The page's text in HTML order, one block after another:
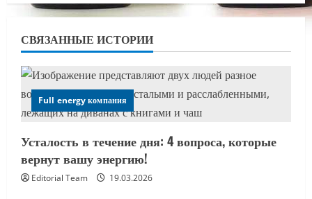
СВЯЗАННЫЕ ИСТОРИИ
Full energy компания
Усталость в течение дня: 4 вопроса, которые
вернут вашу энергию!
Editorial Team 19.03.2026